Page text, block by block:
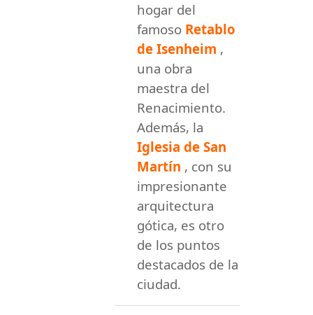
hogar del
famoso Retablo
de Isenheim ,
una obra
maestra del
Renacimiento.
Además, la
Iglesia de San
Martín , con su
impresionante
arquitectura
gótica, es otro
de los puntos
destacados de la
ciudad.